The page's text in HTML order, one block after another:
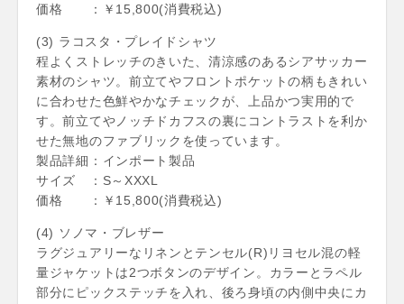
価格 ：￥15,800(消費税込)
(3) ラコスタ・プレイドシャツ
程よくストレッチのきいた、清涼感のあるシアサッカー
素材のシャツ。前立てやフロントポケットの柄もきれい
に合わせた色鮮やかなチェックが、上品かつ実用的で
す。前立てやノッチドカフスの裏にコントラストを利か
せた無地のファブリックを使っています。
製品詳細：インポート製品
サイズ ：S～XXXL
価格 ：￥15,800(消費税込)
(4) ソノマ・ブレザー
ラグジュアリーなリネンとテンセル(R)リヨセル混の軽
量ジャケットは2つボタンのデザイン。カラーとラペル
部分にピックステッチを入れ、後ろ身頃の内側中央にカ